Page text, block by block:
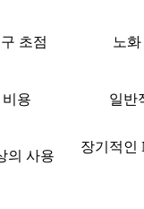
초점 노
비용 일반
의 사용
장기적인